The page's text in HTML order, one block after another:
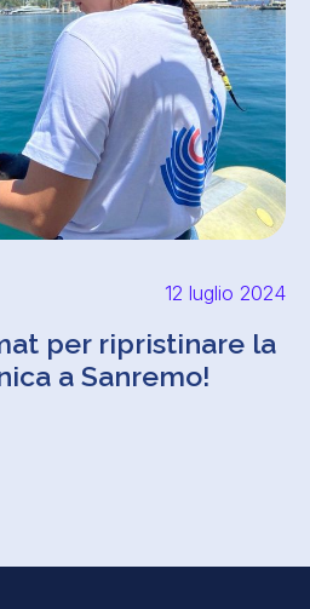
12 luglio 2024
per ripristinare la
a Sanremo!